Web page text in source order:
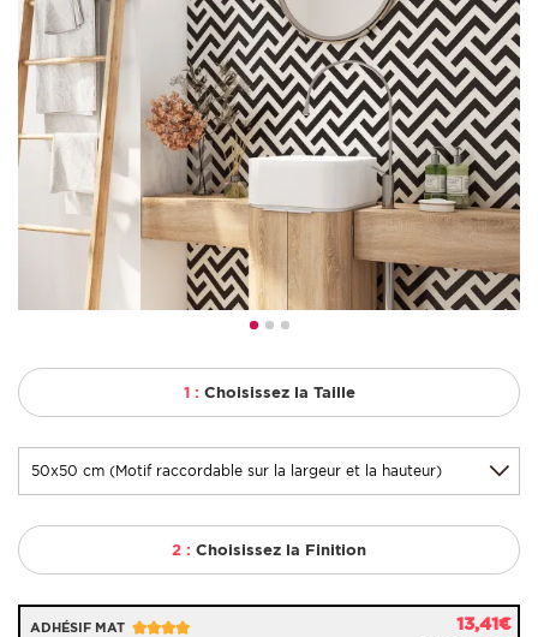
1 : Choisissez la Taille
2 : Choisissez la Finition
ADHÉSIF MAT 13,41€